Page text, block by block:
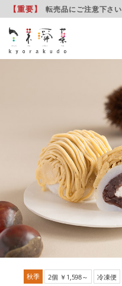
【重要】 転売品にご注意下さい
秋季 2個 ￥1,598～ 冷凍便